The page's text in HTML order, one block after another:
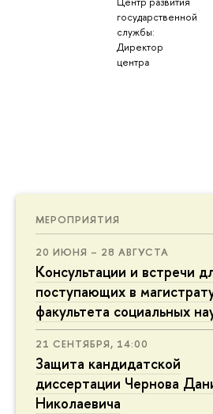
МЕРОПРИЯТИЯ
20 ИЮНЯ – 28 АВГУСТА
Консультации и встречи
поступающих в
факультета социальных
21 СЕНТЯБРЯ, 14:00
Защита кандидатской
диссертации Чернова
Николаевича
государственной
службы:
Директор
центра